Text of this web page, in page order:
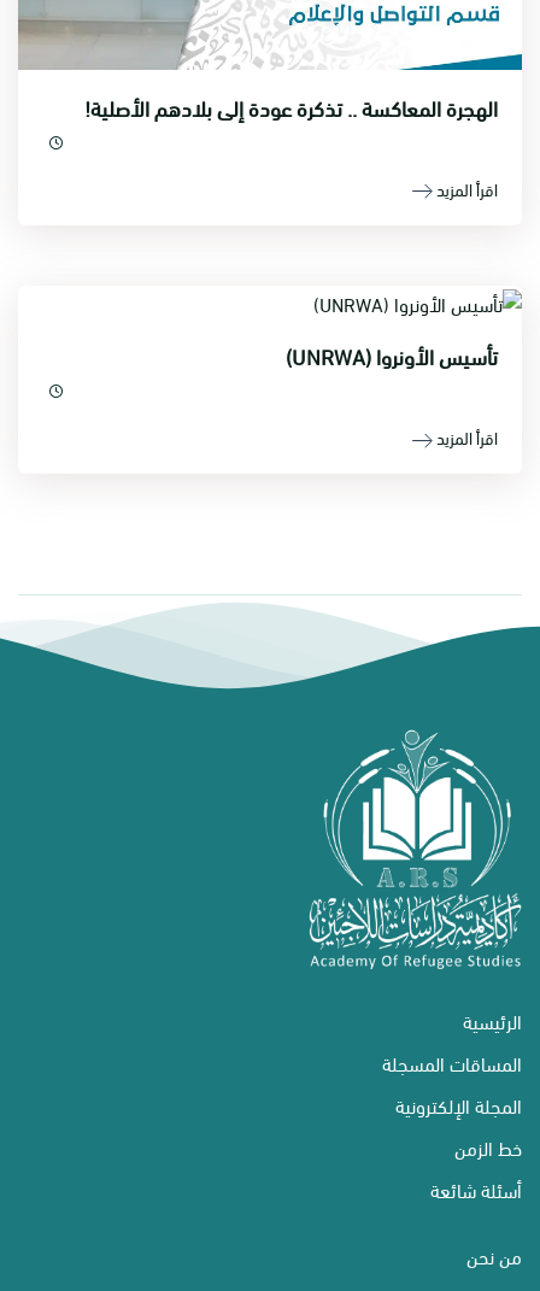
الهجرة المعاكسة .. تذكرة عودة إلى بلادهم الأصلية!
اقرأ المزيد
تأسيس الأونروا (UNRWA)
اقرأ المزيد
الرئيسية
المساقات المسجلة
المجلة الإلكترونية
خط الزمن
أسئلة شائعة
من نحن